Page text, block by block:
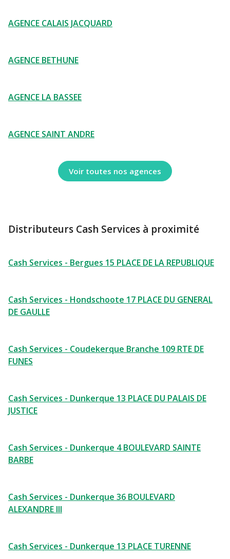
AGENCE CALAIS JACQUARD
AGENCE BETHUNE
AGENCE LA BASSEE
AGENCE SAINT ANDRE
Voir toutes nos agences
Distributeurs Cash Services à proximité
Cash Services - Bergues 15 PLACE DE LA REPUBLIQUE
Cash Services - Hondschoote 17 PLACE DU GENERAL
DE GAULLE
Cash Services - Coudekerque Branche 109 RTE DE
FUNES
Cash Services - Dunkerque 13 PLACE DU PALAIS DE
JUSTICE
Cash Services - Dunkerque 4 BOULEVARD SAINTE
BARBE
Cash Services - Dunkerque 36 BOULEVARD
ALEXANDRE III
Cash Services - Dunkerque 13 PLACE TURENNE